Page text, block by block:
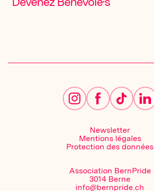
Association BernPride
3014 Berne
info@bernpride.ch
Newsletter
Mentions légales
Protection des données